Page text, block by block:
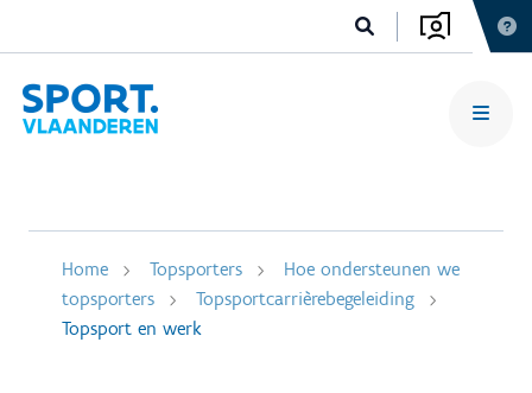
Home Topsporters
Hoe ondersteunen we
topsporters
Topsportcarrièrebegeleiding
Topsport en werk